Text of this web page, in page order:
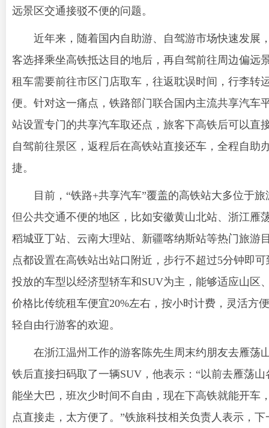
远景区交通接驳不便的问题。
近年来，随着国内自助游、自驾游市场快速发展
客选择乘坐高铁抵达目的地后，再自驾前往周边偏远
租车需要前往市区门店取车，往返耽误时间，行李转
便。针对这一痛点，铁路部门联合国内主流共享汽车
站设置专门的共享汽车取还点，旅客下高铁后可以直
自驾前往景区，返程后在高铁站直接还车，全程自助
捷。
目前，“铁路+共享汽车”覆盖的高铁站大多位于
但公共交通不便的地区，比如安徽黄山北站、浙江雁
稻城亚丁站、云南大理站、新疆喀纳斯站等热门旅游
点都设置在高铁站出站口附近，步行不超过5分钟即
投放的车型以经济型轿车和SUV为主，能够适应山区
价格比传统租车便宜20%左右，按小时计费，灵活方
轻自由行游客的欢迎。
在浙江温州工作的游客陈先生周末约朋友去雁荡
铁后直接扫码取了一辆SUV，他表示：“以前去雁荡山
能坐大巴，班次少时间不自由，现在下高铁就能开车
点直接走，太方便了。”铁旅科技相关负责人表示，下